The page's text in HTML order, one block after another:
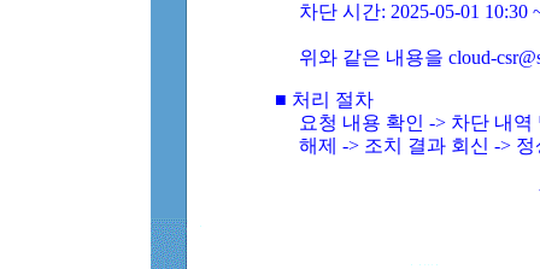
차단 시간: 2025-05-01 10:30
위와 같은 내용을 cloud-
■ 처리 절차
요청 내용 확인 -> 차단 내
해제 -> 조치 결과 회신 ->